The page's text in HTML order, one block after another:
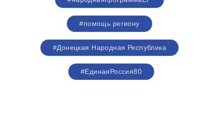
#помощь региону
#Донецкая Народная Республика
#ЕдинаяРоссия80